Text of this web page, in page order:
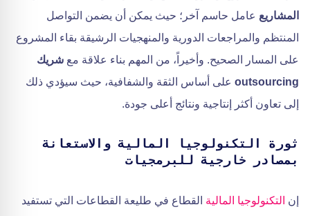
المشاريع عامل حاسم آخر؛ حيث يمكن أن يضمن التواصل
المنتظم والمراجعات الدورية والمنهجيات الرشيقة بقاء المشروع
على المسار الصحيح. وأخيراً، من المهم بناء علاقة مع شريك
outsourcing على أساس الثقة والشفافية، حيث سيؤدي ذلك
إلى تعاون أكثر إنتاجية ونتائج أعلى جودة.
ثورة التكنولوجيا المالية والاستعانة
بمصادر خارجية للبرمجيات
إن التكنولوجيا المالية القطاع في طليعة القطاعات التي تستفيد